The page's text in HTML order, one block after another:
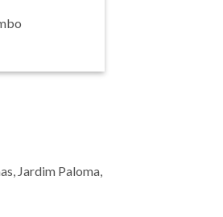
Jardim Paloma,